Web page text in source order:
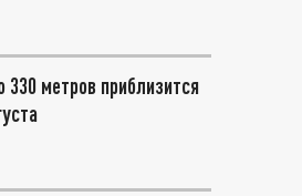
метров приблизится